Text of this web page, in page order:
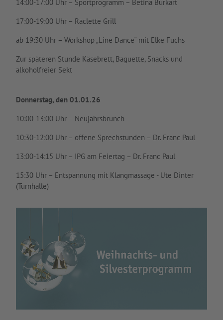
14:00-17:00 Uhr – Sportprogramm – Betina Burkart
17:00-19:00 Uhr – Raclette Grill
ab 19:30 Uhr – Workshop „Line Dance“ mit Elke Fuchs
Zur späteren Stunde Käsebrett, Baguette, Snacks und
alkoholfreier Sekt
Donnerstag, den 01.01.26
10:00-13:00 Uhr – Neujahrsbrunch
10:30-12:00 Uhr – offene Sprechstunden – Dr. Franc Paul
13:00-14:15 Uhr – IPG am Feiertag – Dr. Franc Paul
15:30 Uhr – Entspannung mit Klangmassage - Ute Dinter
(Turnhalle)